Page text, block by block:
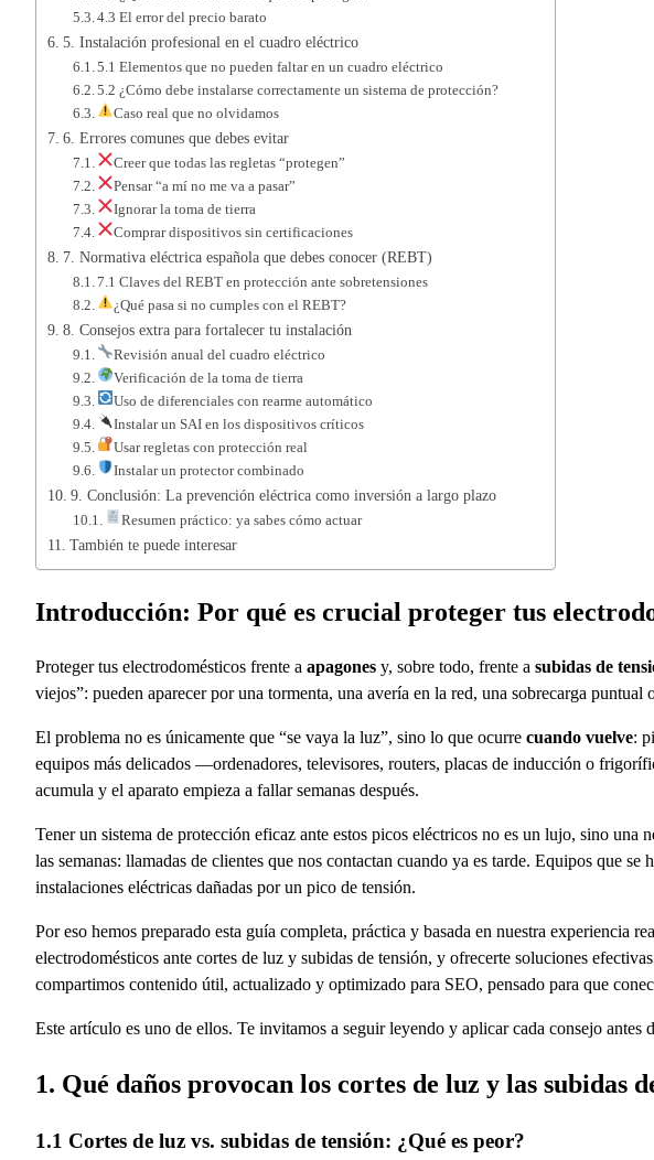
4.3 El error del precio barato
5. Instalación profesional en el cuadro eléctrico
5.1 Elementos que no pueden faltar en un cuadro eléctrico
5.2 ¿Cómo debe instalarse correctamente un sistema de protección?
Caso real que no olvidamos
6. Errores comunes que debes evitar
Creer que todas las regletas “protegen”
Pensar “a mí no me va a pasar”
Ignorar la toma de tierra
Comprar dispositivos sin certificaciones
7. Normativa eléctrica española que debes conocer (REBT)
7.1 Claves del REBT en protección ante sobretensiones
¿Qué pasa si no cumples con el REBT?
8. Consejos extra para fortalecer tu instalación
Revisión anual del cuadro eléctrico
Verificación de la toma de tierra
Uso de diferenciales con rearme automático
Instalar un SAI en los dispositivos críticos
Usar regletas con protección real
Instalar un protector combinado
9. Conclusión: La prevención eléctrica como inversión a largo plazo
Resumen práctico: ya sabes cómo actuar
También te puede interesar
Introducción: Por qué es crucial proteger tus
Proteger tus electrodomésticos frente a apagones y, sobre todo, frente a subidas de
viejos”: pueden aparecer por una tormenta, una avería en la red, una sobrecarga
El problema no es únicamente que “se vaya la luz”, sino lo que ocurre cuando vuelve:
equipos más delicados —ordenadores, televisores, routers, placas de inducción o
acumula y el aparato empieza a fallar semanas después.
Tener un sistema de protección eficaz ante estos picos eléctricos no es un lujo, sino
las semanas: llamadas de clientes que nos contactan cuando ya es tarde. Equipos que
instalaciones eléctricas dañadas por un pico de tensión.
Por eso hemos preparado esta guía completa, práctica y basada en nuestra experiencia
electrodomésticos ante cortes de luz y subidas de tensión, y ofrecerte soluciones
compartimos contenido útil, actualizado y optimizado para SEO, pensado para que
Este artículo es uno de ellos. Te invitamos a seguir leyendo y aplicar cada consejo antes
1. Qué daños provocan los cortes de luz y las subidas
1.1 Cortes de luz vs. subidas de tensión: ¿Qué es peor?